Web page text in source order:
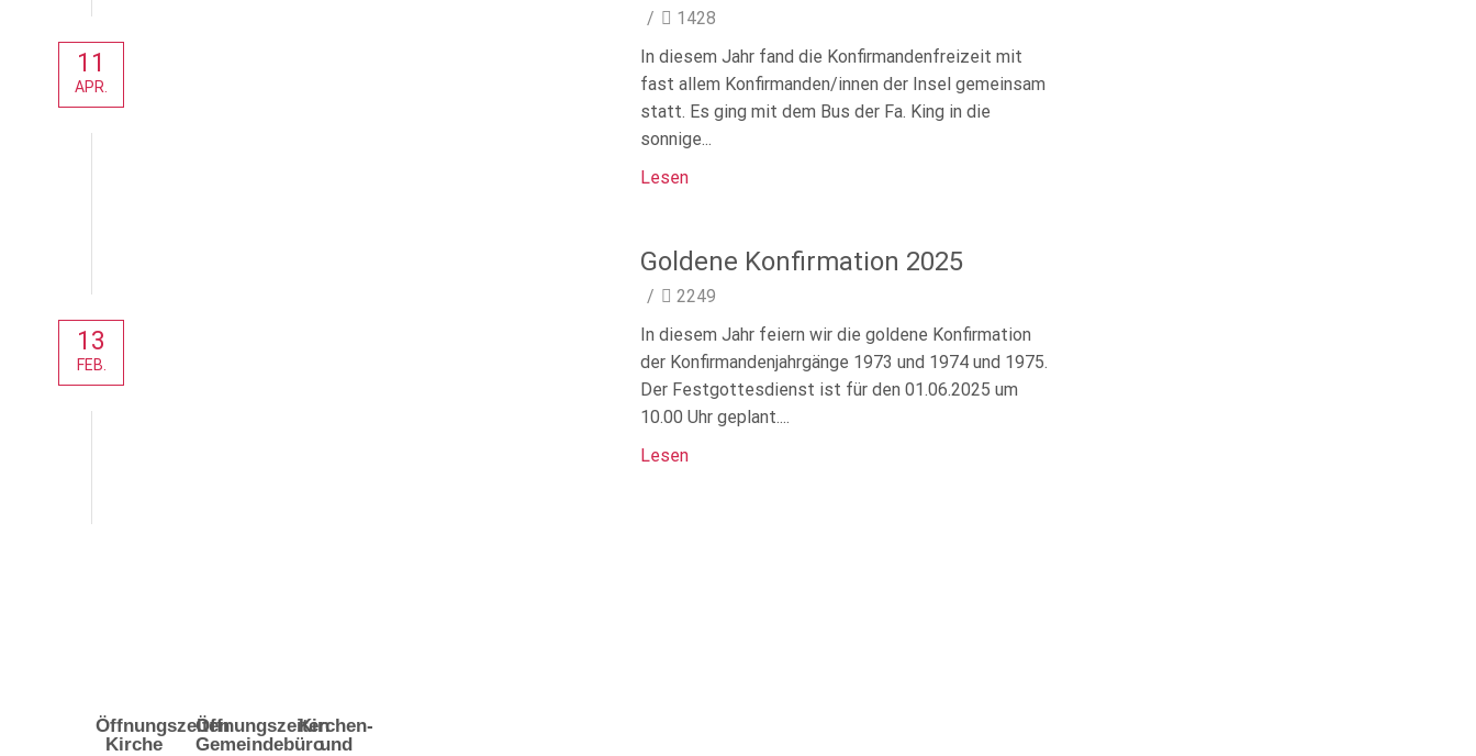
/
1428
In diesem Jahr fand die Konfirmandenfreizeit mit
fast allem Konfirmanden/innen der Insel gemeinsam
statt. Es ging mit dem Bus der Fa. King in die
sonnige...
Lesen
11
APR.
Goldene Konfirmation 2025
/
2249
In diesem Jahr feiern wir die goldene Konfirmation
der Konfirmandenjahrgänge 1973 und 1974 und 1975.
Der Festgottesdienst ist für den 01.06.2025 um
10.00 Uhr geplant....
Lesen
13
FEB.
Öffnungszeiten
Kirche
Öffnungszeiten
Gemeindebüro
Kirchen-
und